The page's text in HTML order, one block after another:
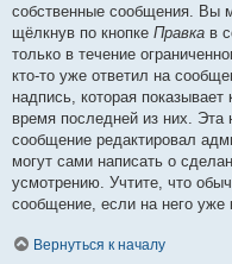
собственные сообщения. Вы
щёлкнув по кнопке Правка в
только в течение
кто-то уже ответил на
надпись, которая
время последней из них. Эта
сообщение редактировал
могут сами написать о
усмотрению. Учтите, что
сообщение, если на него уже
Вернуться к началу